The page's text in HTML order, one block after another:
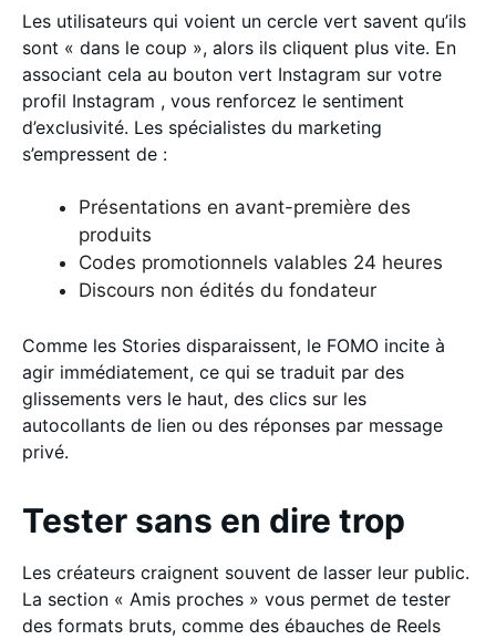
Les utilisateurs qui voient un cercle vert savent qu’ils
sont « dans le coup », alors ils cliquent plus vite. En
associant cela au bouton vert Instagram sur votre
profil Instagram , vous renforcez le sentiment
d’exclusivité. Les spécialistes du marketing
s’empressent de :
Présentations en avant-première des
produits
Codes promotionnels valables 24 heures
Discours non édités du fondateur
Comme les Stories disparaissent, le FOMO incite à
agir immédiatement, ce qui se traduit par des
glissements vers le haut, des clics sur les
autocollants de lien ou des réponses par message
privé.
Tester sans en dire trop
Les créateurs craignent souvent de lasser leur public.
La section « Amis proches » vous permet de tester
des formats bruts, comme des ébauches de Reels